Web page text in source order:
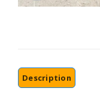
Description